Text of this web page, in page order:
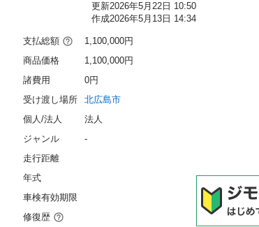
更新2026年5月22日 10:50
作成2026年5月13日 14:34
支払総額
1,100,000円
商品価格
1,100,000円
諸費用
0円
受け渡し場所
北広島市
個人/法人
法人
ジャンル
-
走行距離
年式
車検有効期限
修復歴